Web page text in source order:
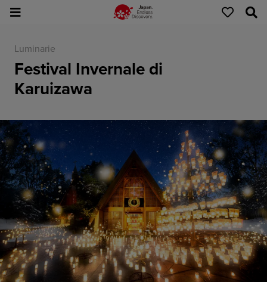
Luminarie
Festival Invernale di
Karuizawa